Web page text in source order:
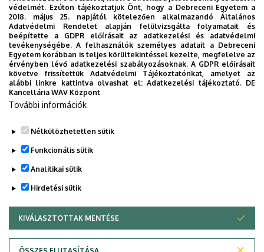
Kérőlap fizetési előleghez
FÁJL VÁLASZTÁS
Csak egy fájl.
10 MB korlát.
Engedélyezett típusok: , pdf, doc, docx.
védelmét. Ezúton tájékoztatjuk Önt, hogy a Debreceni Egyetem a
2018. május 25. napjától kötelezően alkalmazandó Általános
Adatvédelmi Rendelet alapján felülvizsgálta folyamatait és
beépítette a GDPR előírásait az adatkezelési és adatvédelmi
tevékenységébe. A felhasználók személyes adatait a Debreceni
Egyetem korábban is teljes körültekintéssel kezelte, megfelelve az
érvényben lévő adatkezelési szabályozásoknak. A GDPR előírásait
követve frissítettük Adatvédelmi Tájékoztatónkat, amelyet az
alábbi linkre kattintva olvashat el:Adatkezelési tájékoztató. DE
Kancellária WAV Központ
További információk
Nélkülözhetetlen sütik
Funkcionális sütik
Analitikai sütik
Hirdetési sütik
KIVÁLASZTOTTAK MENTÉSE
ÖSSZES ELUTASÍTÁSA
WITHDRAW CONSENT